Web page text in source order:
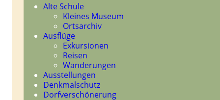
Navigation
überspringen
Alte Schule
Kleines Museum
Ortsarchiv
Ausflüge
Exkursionen
Reisen
Wanderungen
Ausstellungen
Denkmalschutz
Dorfverschönerung